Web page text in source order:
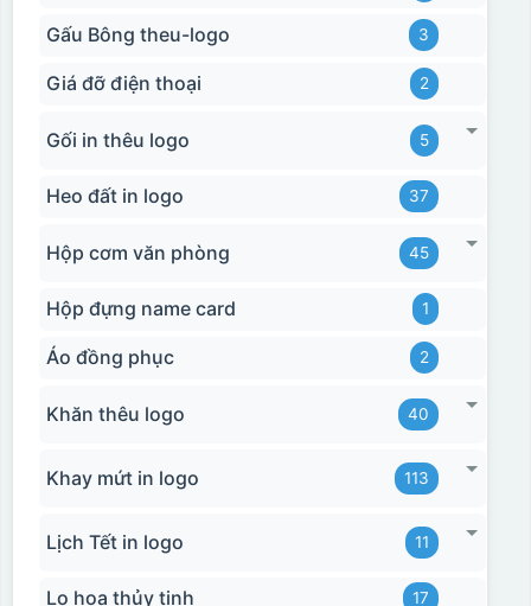
Gấu Bông theu-logo 3
Giá đỡ điện thoại 2
Gối in thêu logo 5
Heo đất in logo 37
Hộp cơm văn phòng 45
Hộp đựng name card 1
Áo đồng phục 2
Khăn thêu logo 40
Khay mứt in logo 113
Lịch Tết in logo 11
Lọ hoa thủy tinh 17